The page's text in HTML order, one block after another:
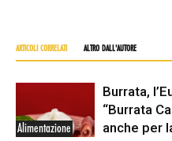
ARTICOLI CORRELATI ALTRO DALL'AUTORE
Alimentazione
Burrata,
“Burrata
anche per